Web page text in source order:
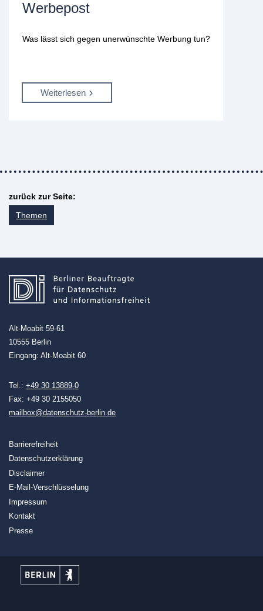
Werbepost
Was lässt sich gegen unerwünschte Werbung tun?
Weiterlesen
zurück zur Seite:
Themen
Alt-Moabit 59-61
10555 Berlin
Eingang: Alt-Moabit 60
Tel.: +49 30 13889-0
Fax: +49 30 2155050
mailbox@datenschutz-berlin.de
Barrierefreiheit
Datenschutzerklärung
Disclaimer
E-Mail-Verschlüsselung
Impressum
Kontakt
Presse